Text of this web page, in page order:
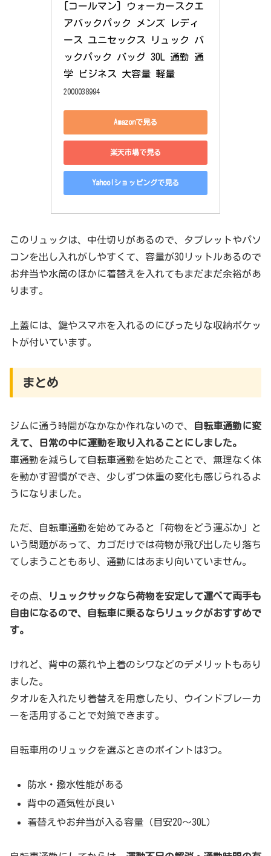
[コールマン] ウォーカースクエ
アバックパック メンズ レディ
ース ユニセックス リュック バ
ックパック バッグ 30L 通勤 通
学 ビジネス 大容量 軽量
2000038994
Amazonで見る
楽天市場で見る
Yahoo!ショッピングで見る
このリュックは、中仕切りがあるので、タブレットやパソ
コンを出し入れがしやすくて、容量が30リットルあるので
お弁当や水筒のほかに着替えを入れてもまだまだ余裕があ
ります。
上蓋には、鍵やスマホを入れるのにぴったりな収納ポケッ
トが付いています。
まとめ
ジムに通う時間がなかなか作れないので、
自転車通勤に変
えて、日常の中に運動を取り入れることにしました。
車通勤を減らして自転車通勤を始めたことで、無理なく体
を動かす習慣ができ、少しずつ体重の変化も感じられるよ
うになりました。
ただ、自転車通勤を始めてみると「荷物をどう運ぶか」と
いう問題があって、カゴだけでは荷物が飛び出したり落ち
てしまうこともあり、通勤にはあまり向いていません。
その点、
リュックサックなら荷物を安定して運べて両手も
自由になるので、自転車に乗るならリュックがおすすめで
す。
けれど、背中の蒸れや上着のシワなどのデメリットもあり
ました。
タオルを入れたり着替えを用意したり、ウインドブレーカ
ーを活用することで対策できます。
自転車用のリュックを選ぶときのポイントは3つ。
防水・撥水性能がある
背中の通気性が良い
着替えやお弁当が入る容量（目安20〜30L）